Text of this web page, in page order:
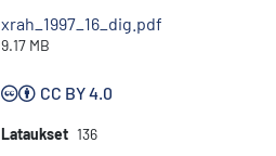
xrah_1997_16_dig.pdf
9.17 MB
CC BY 4.0
Lataukset 136